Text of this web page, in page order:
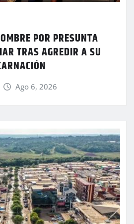
POR PRESUNTA
TRAS AGREDIR A SU
Ago 6, 2026